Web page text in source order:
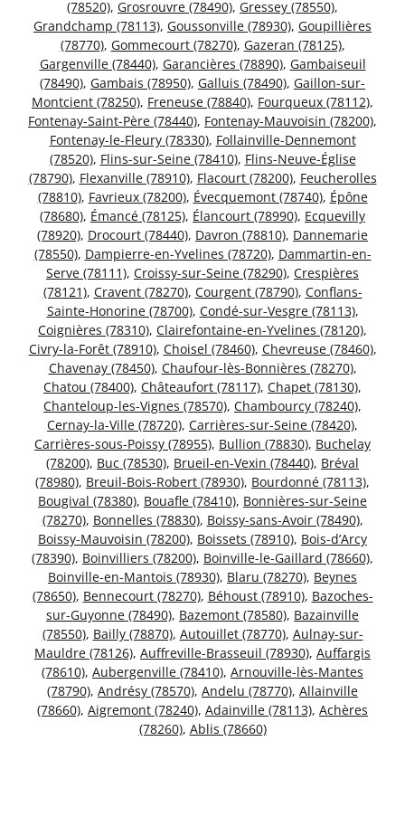
(78520), Grosrouvre (78490), Gressey (78550),
Grandchamp (78113), Goussonville (78930), Goupillières
(78770), Gommecourt (78270), Gazeran (78125),
Gargenville (78440), Garancières (78890), Gambaiseuil
(78490), Gambais (78950), Galluis (78490), Gaillon-sur-
Montcient (78250), Freneuse (78840), Fourqueux (78112),
Fontenay-Saint-Père (78440), Fontenay-Mauvoisin (78200),
Fontenay-le-Fleury (78330), Follainville-Dennemont
(78520), Flins-sur-Seine (78410), Flins-Neuve-Église
(78790), Flexanville (78910), Flacourt (78200), Feucherolles
(78810), Favrieux (78200), Évecquemont (78740), Épône
(78680), Émancé (78125), Élancourt (78990), Ecquevilly
(78920), Drocourt (78440), Davron (78810), Dannemarie
(78550), Dampierre-en-Yvelines (78720), Dammartin-en-
Serve (78111), Croissy-sur-Seine (78290), Crespières
(78121), Cravent (78270), Courgent (78790), Conflans-
Sainte-Honorine (78700), Condé-sur-Vesgre (78113),
Coignières (78310), Clairefontaine-en-Yvelines (78120),
Civry-la-Forêt (78910), Choisel (78460), Chevreuse (78460),
Chavenay (78450), Chaufour-lès-Bonnières (78270),
Chatou (78400), Châteaufort (78117), Chapet (78130),
Chanteloup-les-Vignes (78570), Chambourcy (78240),
Cernay-la-Ville (78720), Carrières-sur-Seine (78420),
Carrières-sous-Poissy (78955), Bullion (78830), Buchelay
(78200), Buc (78530), Brueil-en-Vexin (78440), Bréval
(78980), Breuil-Bois-Robert (78930), Bourdonné (78113),
Bougival (78380), Bouafle (78410), Bonnières-sur-Seine
(78270), Bonnelles (78830), Boissy-sans-Avoir (78490),
Boissy-Mauvoisin (78200), Boissets (78910), Bois-d’Arcy
(78390), Boinvilliers (78200), Boinville-le-Gaillard (78660),
Boinville-en-Mantois (78930), Blaru (78270), Beynes
(78650), Bennecourt (78270), Béhoust (78910), Bazoches-
sur-Guyonne (78490), Bazemont (78580), Bazainville
(78550), Bailly (78870), Autouillet (78770), Aulnay-sur-
Mauldre (78126), Auffreville-Brasseuil (78930), Auffargis
(78610), Aubergenville (78410), Arnouville-lès-Mantes
(78790), Andrésy (78570), Andelu (78770), Allainville
(78660), Aigremont (78240), Adainville (78113), Achères
(78260), Ablis (78660)